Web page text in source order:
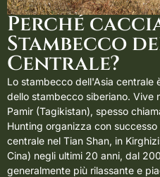
Perché
Stambecco
Centrale?
Lo stambecco dell'Asia centrale
dello stambecco siberiano. Vive
Pamir (Tagikistan), spesso
Hunting organizza con
centrale nel Tian Shan, in
Cina) negli ultimi 20 anni, dal
generalmente più rilassante e